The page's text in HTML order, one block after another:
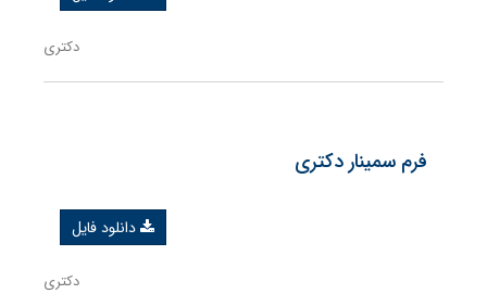
دکتری
فرم سمینار دکتری
دانلود فایل
دکتری